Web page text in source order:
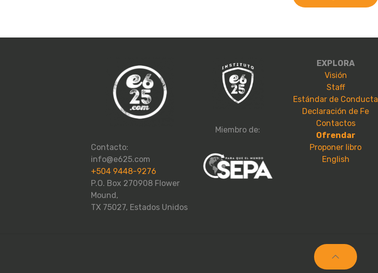
Contacto:
info@e625.com
+504 9448-9276
P.O. Box 270908 Flower
Mound,
TX 75027, Estados Unidos
Miembro de:
EXPLORA
Visión
Staff
Estándar de Conducta
Declaración de Fe
Contactos
Ofrendar
Proponer libro
English